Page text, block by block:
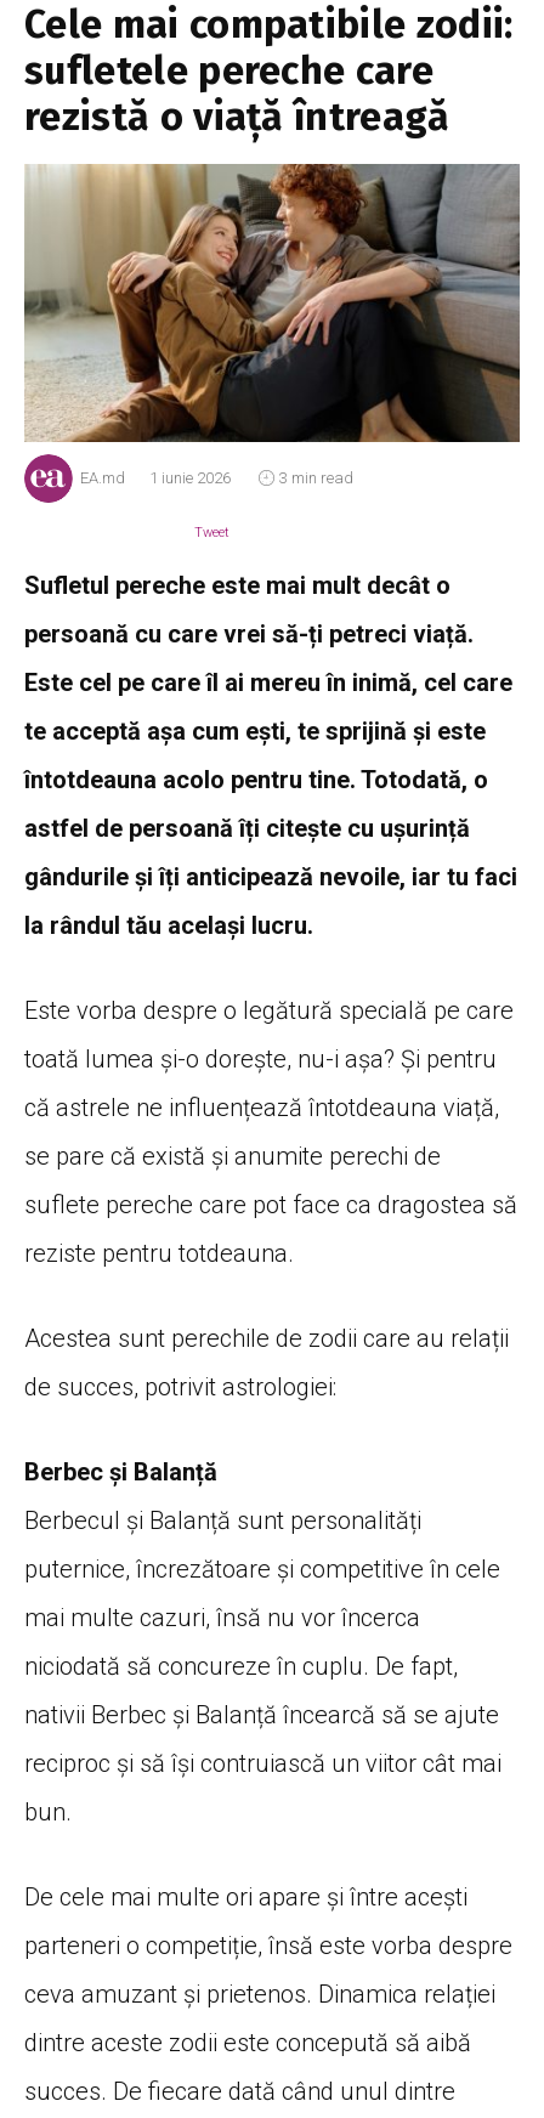
Cele mai compatibile zodii:
sufletele pereche care
rezistă o viață întreagă
EA.md 1 iunie 2026 3 min read
Tweet
Sufletul pereche este mai mult decât o
persoană cu care vrei să-ți petreci viață.
Este cel pe care îl ai mereu în inimă, cel care
te acceptă așa cum ești, te sprijină și este
întotdeauna acolo pentru tine. Totodată, o
astfel de persoană îți citește cu ușurință
gândurile și îți anticipează nevoile, iar tu faci
la rândul tău același lucru.
Este vorba despre o legătură specială pe care
toată lumea și-o dorește, nu-i așa? Și pentru
că astrele ne influențează întotdeauna viață,
se pare că există și anumite perechi de
suflete pereche care pot face ca dragostea să
reziste pentru totdeauna.
Acestea sunt perechile de zodii care au relații
de succes, potrivit astrologiei:
Berbec și Balanță
Berbecul și Balanță sunt personalități
puternice, încrezătoare și competitive în cele
mai multe cazuri, însă nu vor încerca
niciodată să concureze în cuplu. De fapt,
nativii Berbec și Balanță încearcă să se ajute
reciproc și să își contruiască un viitor cât mai
bun.
De cele mai multe ori apare și între acești
parteneri o competiție, însă este vorba despre
ceva amuzant și prietenos. Dinamica relației
dintre aceste zodii este concepută să aibă
succes. De fiecare dată când unul dintre